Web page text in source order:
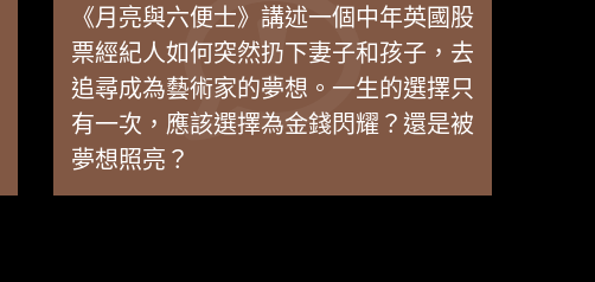
《月亮與六便士》講述一個中年英國股
票經紀人如何突然扔下妻子和孩子，去
追尋成為藝術家的夢想。一生的選擇只
有一次，應該選擇為金錢閃耀？還是被
夢想照亮？